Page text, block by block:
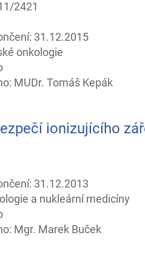
2421
31.12.2015
onkologie
MUDr. Tomáš Kepák
ionizujícího
31.12.2013
a nukleární medicíny
Mgr. Marek Buček